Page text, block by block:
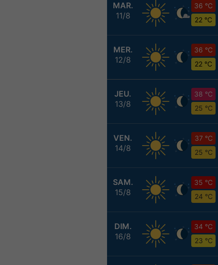
MAR.
11/8
36 °C
22 °C
MER.
12/8
36 °C
22 °C
JEU.
13/8
38 °C
25 °C
VEN.
14/8
37 °C
25 °C
SAM.
15/8
35 °C
24 °C
DIM.
16/8
34 °C
23 °C